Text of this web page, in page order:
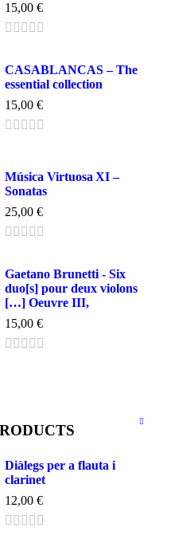
15,00 €
CASABLANCAS – The
essential collection
15,00 €
Música Virtuosa XI –
Sonatas
25,00 €
Gaetano Brunetti - Six
duo[s] pour deux violons
[…] Oeuvre III,
15,00 €
Diàlegs per a flauta i
clarinet
12,00 €